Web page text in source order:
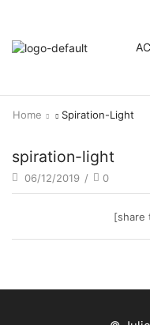
Home Spiration-Light
spiration-light
06/12/2019 / 0
[share